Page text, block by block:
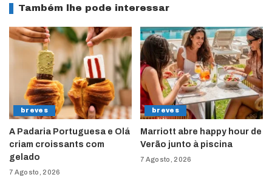
Também lhe pode interessar
breves
A Padaria Portuguesa e Olá
criam croissants com
gelado
7 Agosto, 2026
breves
Marriott abre happy hour de
Verão junto à piscina
7 Agosto, 2026